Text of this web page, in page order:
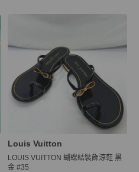
Louis Vuitton
LOUIS VUITTON 蝴蝶結裝飾涼鞋 黑
金 #35